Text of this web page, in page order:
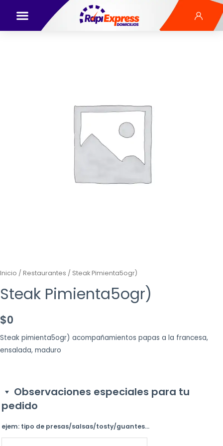
Inicio / Restaurantes / Steak Pimienta5ogr)
Steak Pimienta5ogr)
$0
Steak pimienta5ogr) acompañamientos papas a la francesa,
ensalada, maduro
Observaciones especiales para tu
pedido
ejem: tipo de presas/salsas/tosty/guantes...